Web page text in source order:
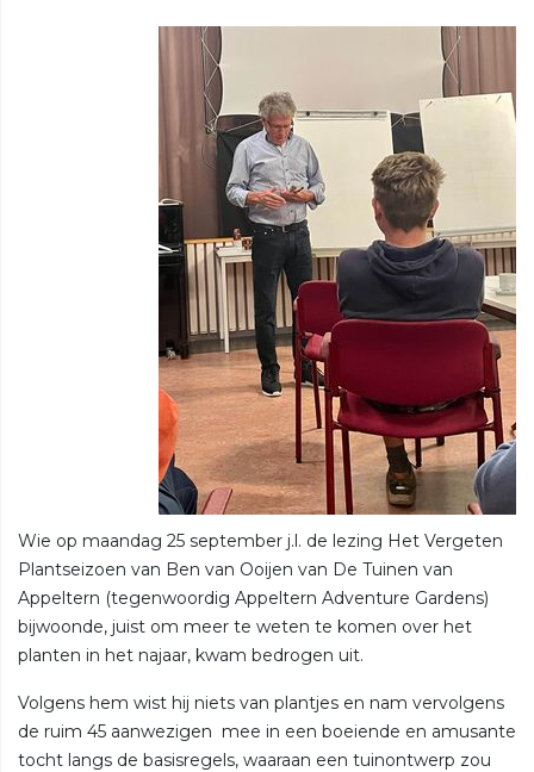
Wie op maandag 25 september j.l. de lezing Het Vergeten
Plantseizoen van Ben van Ooijen van De Tuinen van
Appeltern (tegenwoordig Appeltern Adventure Gardens)
bijwoonde, juist om meer te weten te komen over het
planten in het najaar, kwam bedrogen uit.
Volgens hem wist hij niets van plantjes en nam vervolgens
de ruim 45 aanwezigen mee in een boeiende en amusante
tocht langs de basisregels, waaraan een tuinontwerp zou